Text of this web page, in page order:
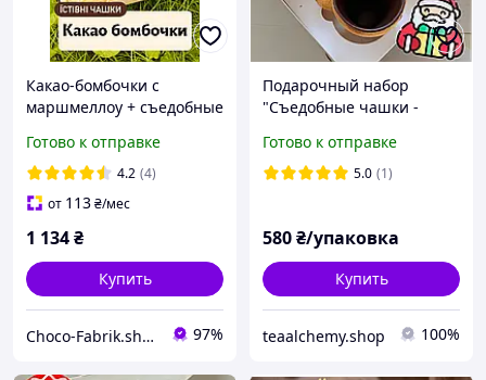
Какао-бомбочки с
маршмеллоу + съедобные
подарок с
растворяющимся
шоколадом
Готово к отправке
4.2 (4)
от 113₴/мес
1 134₴
Купить
Choco-Fabrik.shop 97%
Подарочный набор
"Съедобные чашки -
кофе, чая, горячего
шоколада, какао"
Готово к отправке
5.0 (1)
580₴/упаковка
Купить
teaalchemy.shop 100%